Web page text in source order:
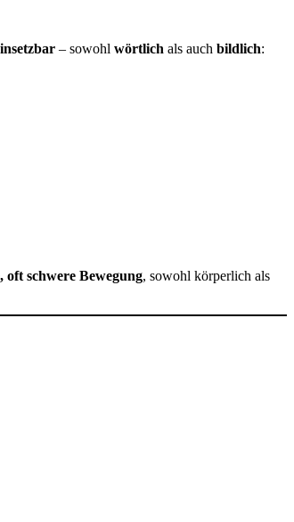
– sowohl wörtlich als auch bildlich:
oft schwere Bewegung, sowohl körperlich als